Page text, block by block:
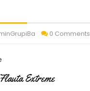
0 Comments
Flauta Extreme